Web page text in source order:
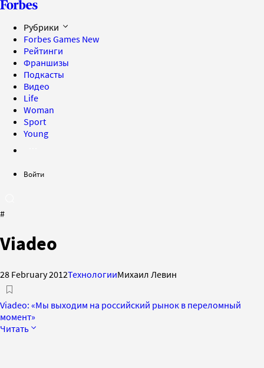
Рубрики
Forbes Games New
Рейтинги
Франшизы
Подкасты
Видео
Life
Woman
Sport
Young
Войти
#
Viadeo
28 February 2012ТехнологииМихаил Левин
Viadeo: «Мы выходим на российский рынок в переломный
момент»
Читать